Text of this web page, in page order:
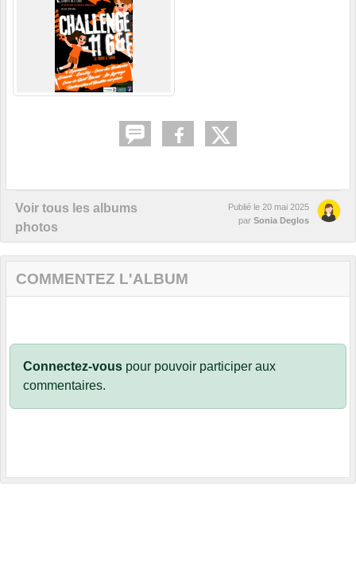
Voir tous les albums
photos
Publié le 20 mai 2025
par Sonia Deglos
COMMENTEZ L'ALBUM
Connectez-vous pour pouvoir participer aux
commentaires.